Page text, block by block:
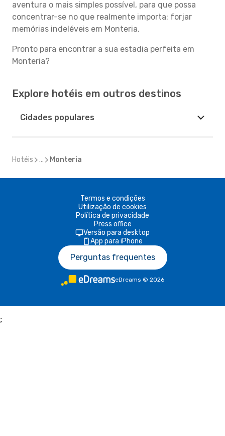
aventura o mais simples possível, para que possa
concentrar-se no que realmente importa: forjar
memórias indeléveis em Monteria.
Pronto para encontrar a sua estadia perfeita em
Monteria?
Explore hotéis em outros destinos
Cidades populares
Hotéis ... Monteria
Termos e condições
Utilização de cookies
Política de privacidade
Press office
Versão para desktop
App para iPhone
Perguntas frequentes
eDreams © 2026
;